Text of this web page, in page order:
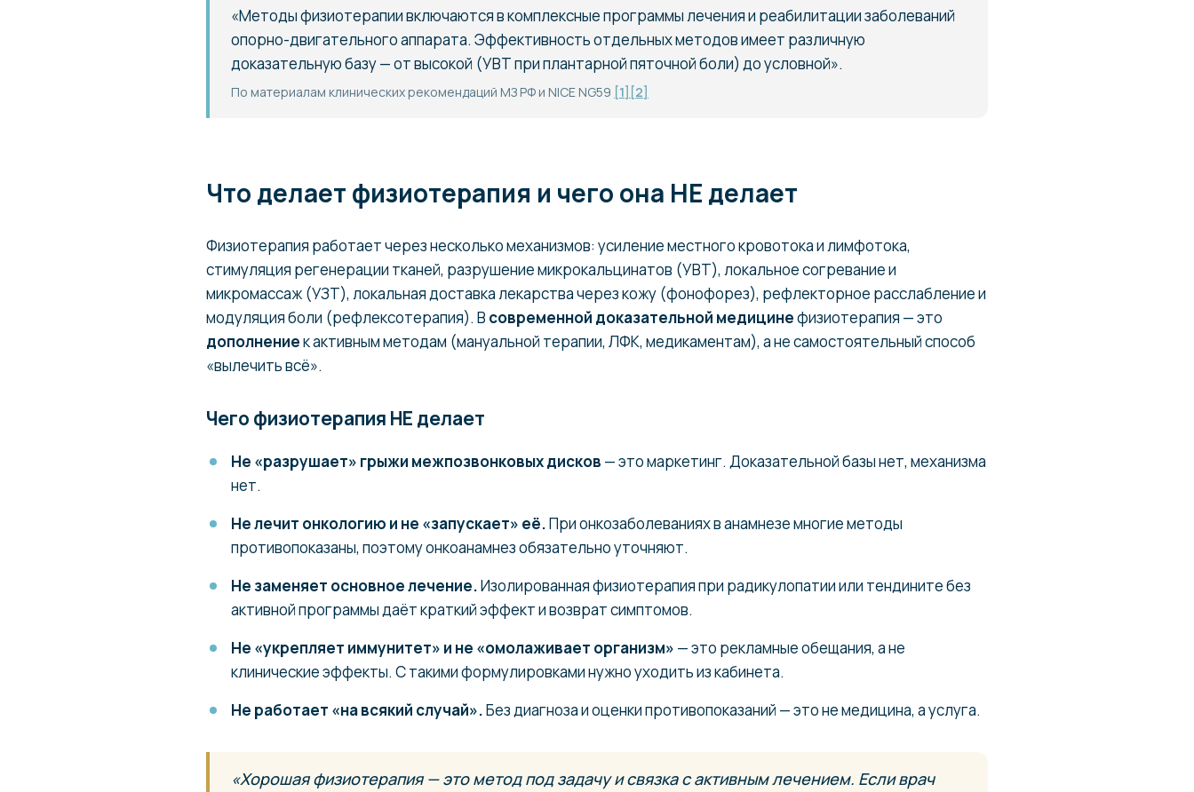
«Методы физиотерапии включаются в комплексные программы лечения и реабилитации заболеваний
опорно-двигательного аппарата. Эффективность отдельных методов имеет различную
доказательную базу — от высокой (УВТ при плантарной пяточной боли) до условной».
По материалам клинических рекомендаций МЗ РФ и NICE NG59 [1] [2]
Что делает физиотерапия и чего она НЕ делает
Физиотерапия работает через несколько механизмов: усиление местного кровотока и лимфотока,
стимуляция регенерации тканей, разрушение микрокальцинатов (УВТ), локальное согревание и
микромассаж (УЗТ), локальная доставка лекарства через кожу (фонофорез), рефлекторное расслабление и
модуляция боли (рефлексотерапия). В современной доказательной медицинефизиотерапия — это
дополнениек активным методам (мануальной терапии, ЛФК, медикаментам), а не самостоятельный способ
«вылечить всё».
Чего физиотерапия НЕ делает
Не «разрушает» грыжи межпозвонковых дисков — это маркетинг. Доказательной базы нет, механизма
нет.
Не лечит онкологию и не «запускает» её.При онкозаболеваниях в анамнезе многие методы
противопоказаны, поэтому онкоанамнез обязательно уточняют.
Не заменяет основное лечение.Изолированная физиотерапия при радикулопатии или тендините без
активной программы даёт краткий эффект и возврат симптомов.
Не «укрепляет иммунитет» и не «омолаживает организм» — это рекламные обещания, а не
клинические эффекты. С такими формулировками нужно уходить из кабинета.
Не работает «на всякий случай».Без диагноза и оценки противопоказаний — это не медицина, а услуга.
«Хорошая физиотерапия — это метод под задачу и связка с активным лечением. Если врач